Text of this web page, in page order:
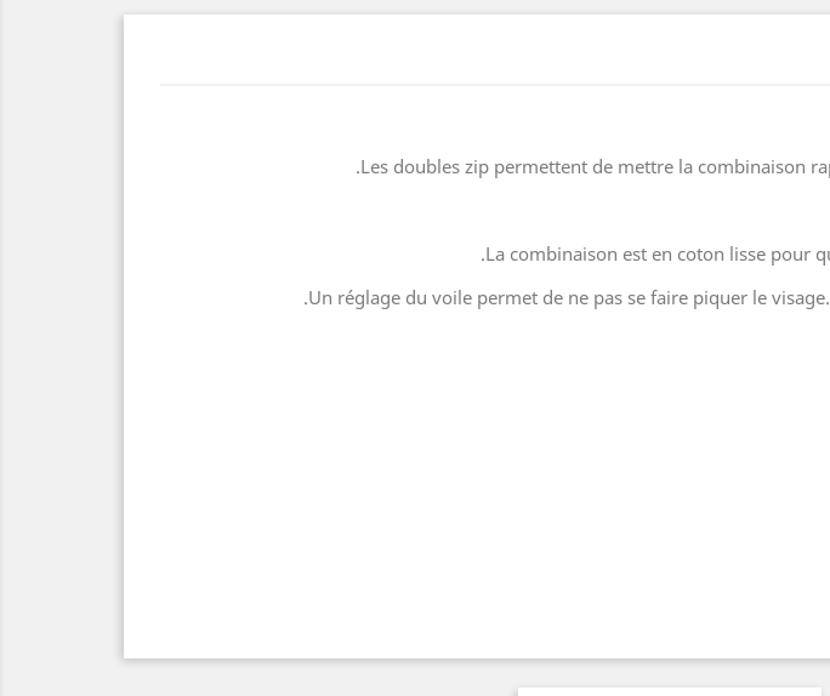
Les doubles zip permettent de mettre la combinaison
La combinaison est en coton lisse pour
Un réglage du voile permet de ne pas se faire piquer le